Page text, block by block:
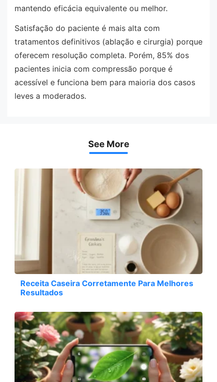
mantendo eficácia equivalente ou melhor.
Satisfação do paciente é mais alta com
tratamentos definitivos (ablação e cirurgia) porque
oferecem resolução completa. Porém, 85% dos
pacientes inicia com compressão porque é
acessível e funciona bem para maioria dos casos
leves a moderados.
See More
Receita Caseira Corretamente Para Melhores
Resultados